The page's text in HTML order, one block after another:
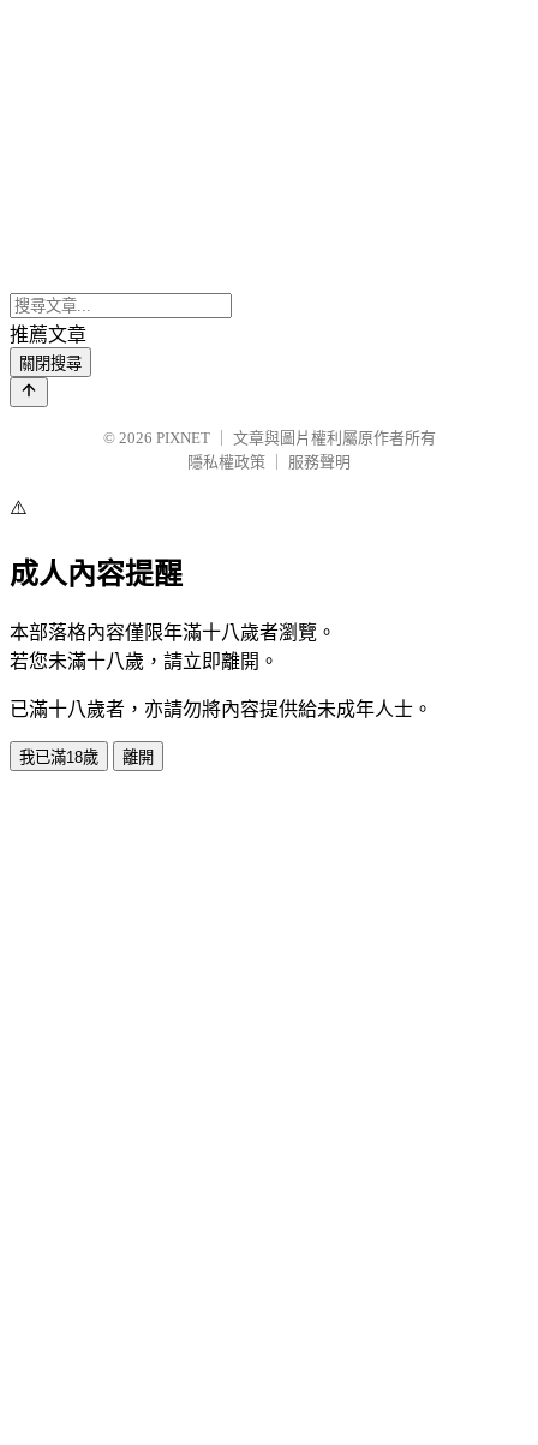
推薦文章
關閉搜尋
© 2026 PIXNET
文章與圖片權利屬原作者所有
隱私權政策
服務聲明
⚠️
成人內容提醒
本部落格內容僅限年滿十八歲者瀏覽。
若您未滿十八歲，請立即離開。
已滿十八歲者，亦請勿將內容提供給未成年人士。
我已滿18歲 離開